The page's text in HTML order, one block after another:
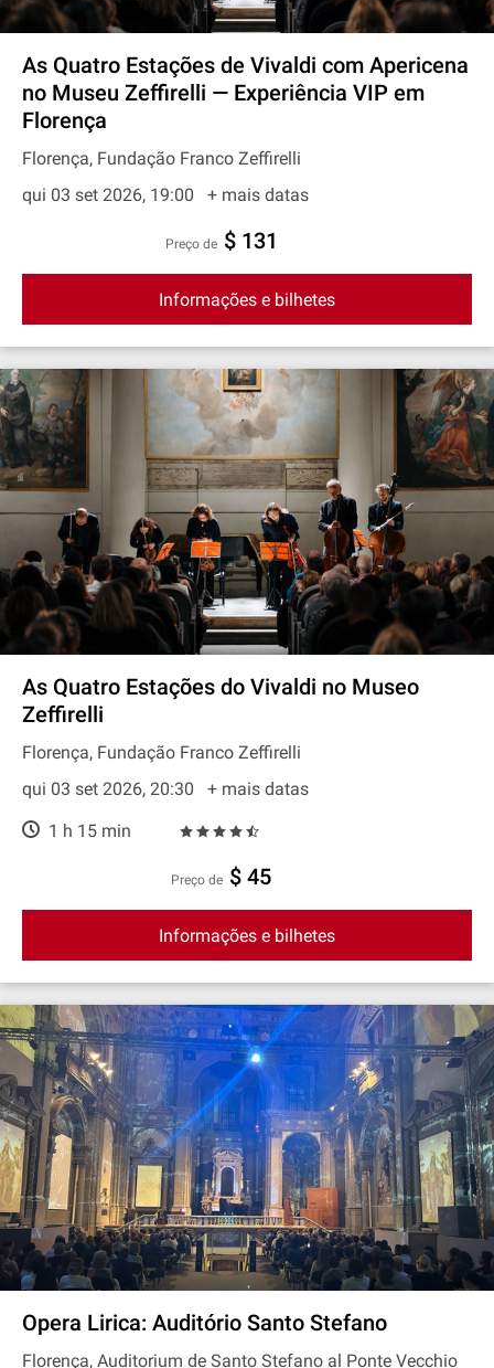
As Quatro Estações de Vivaldi com Apericena
no Museu Zeffirelli — Experiência VIP em
Florença
Florença, Fundação Franco Zeffirelli
qui 03 set 2026, 19:00
+ mais datas
preço de $ 131
Informações e bilhetes
As Quatro Estações do Vivaldi no Museo
Zeffirelli
Florença, Fundação Franco Zeffirelli
qui 03 set 2026, 20:30
+ mais datas
1 h 15 min
preço de $ 45
Informações e bilhetes
Opera Lirica: Auditório Santo Stefano
Florença, Auditorium de Santo Stefano al Ponte Vecchio